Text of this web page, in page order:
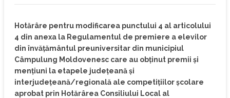
Hotărâre pentru modificarea punctului 4 al articolului
4 din anexa la Regulamentul de premiere a elevilor
din învăţământul preuniversitar din municipiul
Câmpulung Moldovenesc care au obţinut premii şi
menţiuni la etapele județeană și
interjudețeană/regională ale competițiilor școlare
aprobat prin Hotărârea Consiliului Local al